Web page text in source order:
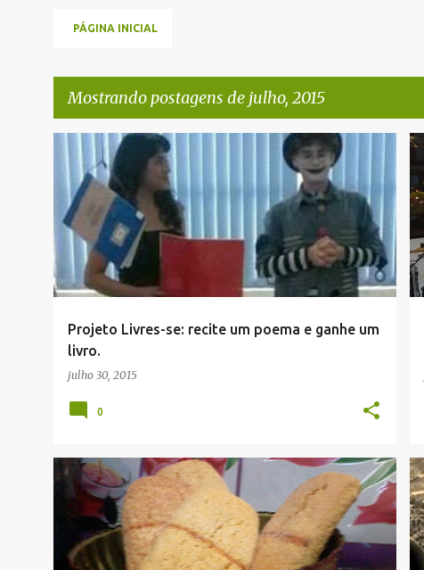
PÁGINA INICIAL
Mostrando postagens de julho, 2015
o
s
t
a
g
Projeto Livres-se: recite um poema e ganhe um
livro.
julho 30, 2015
0